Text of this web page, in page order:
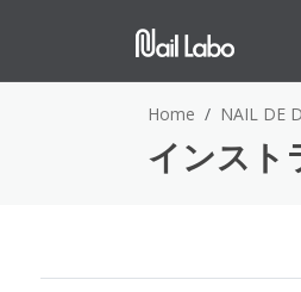
Home NAIL DE
インスト